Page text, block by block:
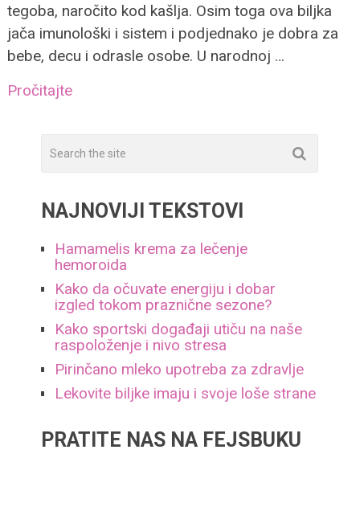
tegoba, naročito kod kašlja. Osim toga ova biljka
jača imunološki i sistem i podjednako je dobra za
bebe, decu i odrasle osobe. U narodnoj …
Pročitajte
NAJNOVIJI TEKSTOVI
Hamamelis krema za lečenje
hemoroida
Kako da očuvate energiju i dobar
izgled tokom praznične sezone?
Kako sportski događaji utiču na naše
raspoloženje i nivo stresa
Pirinčano mleko upotreba za zdravlje
Lekovite biljke imaju i svoje loše strane
PRATITE NAS NA FEJSBUKU